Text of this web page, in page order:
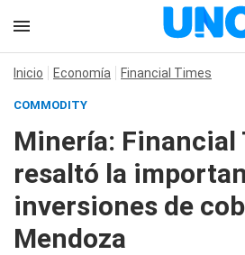
Inicio Economía Financial Times
COMMODITY
Minería: Financial
resaltó la
inversiones de
Mendoza